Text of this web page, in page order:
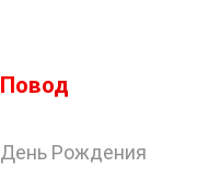
Повод
День Рождения